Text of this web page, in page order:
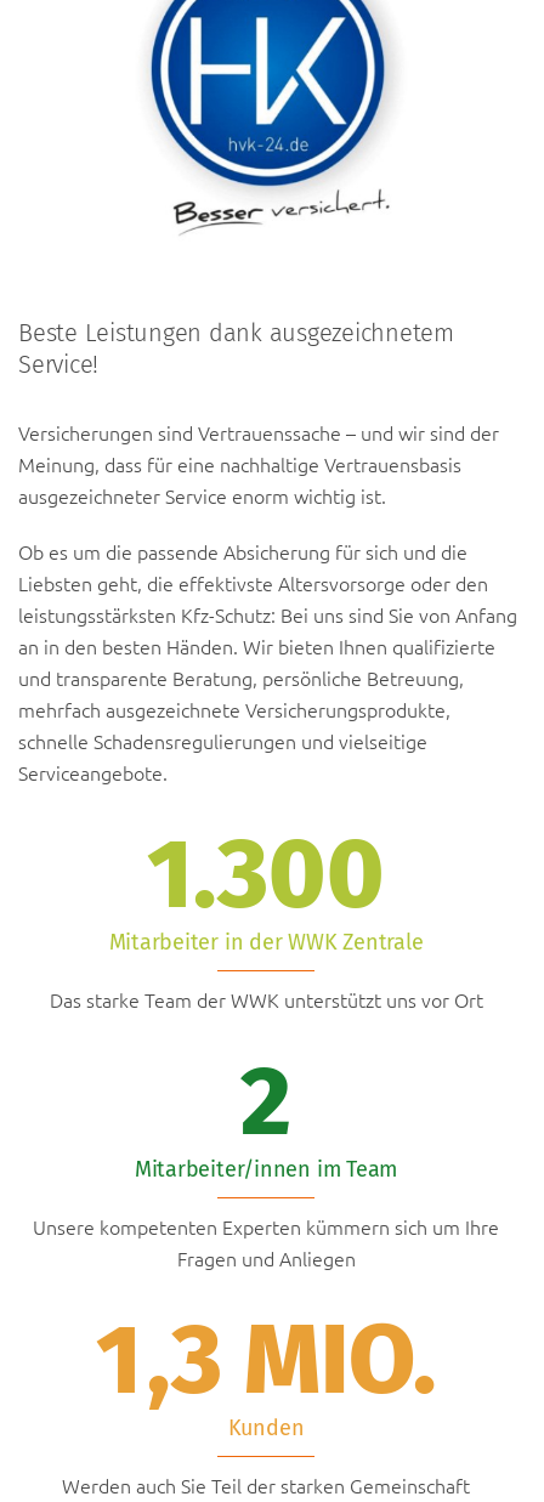
Beste Leistungen dank ausgezeichnetem
Service!
Versicherungen sind Vertrauenssache – und wir sind der
Meinung, dass für eine nachhaltige Vertrauensbasis
ausgezeichneter Service enorm wichtig ist.
Ob es um die passende Absicherung für sich und die
Liebsten geht, die effektivste Altersvorsorge oder den
leistungsstärksten Kfz-Schutz: Bei uns sind Sie von Anfang
an in den besten Händen. Wir bieten Ihnen qualifizierte
und transparente Beratung, persönliche Betreuung,
mehrfach ausgezeichnete Versicherungsprodukte,
schnelle Schadensregulierungen und vielseitige
Serviceangebote.
1.300
Mitarbeiter in der WWK Zentrale
Das starke Team der WWK unterstützt uns vor Ort
2
Mitarbeiter/innen im Team
Unsere kompetenten Experten kümmern sich um Ihre
Fragen und Anliegen
1,3 MIO.
Kunden
Werden auch Sie Teil der starken Gemeinschaft